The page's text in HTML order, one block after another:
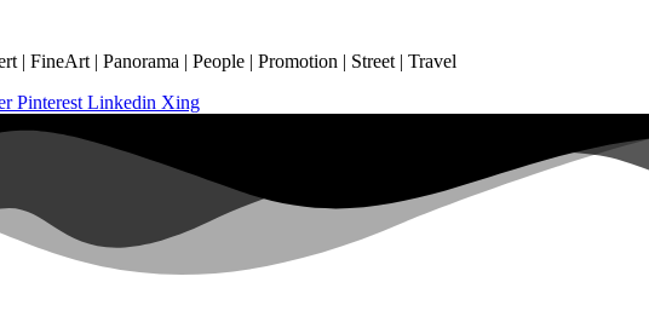
| FineArt | Panorama | People | Promotion | Street | Travel
Pinterest Linkedin Xing